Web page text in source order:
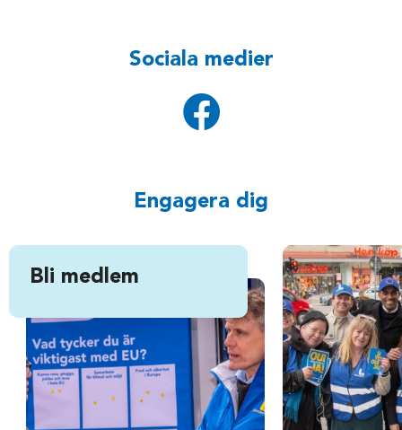
Sociala medier
Engagera dig
Bli medlem